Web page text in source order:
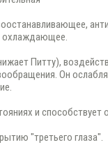
охлаждающее.
Питту),
Он
и
"третьего глаза".